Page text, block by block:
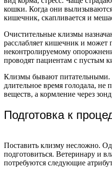
кошки. Когда они
кишечник, скапливается и
Очистительные клизмы
расслабляет кишечник и может
неконтролируемому
проводят пациентам с пустым
Клизмы бывают
длительное время голодала,
веществ, а кормление через
Подготовка к
Поставить клизму несложно.
подготовиться. Ветеринару и
потребуются следующие